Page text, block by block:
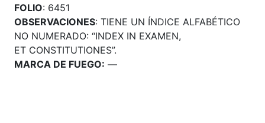
FOLIO: 6451
OBSERVACIONES: TIENE UN ÍNDICE ALFABÉTICO
NO NUMERADO: “INDEX IN EXAMEN,
ET CONSTITUTIONES”.
MARCA DE FUEGO: —